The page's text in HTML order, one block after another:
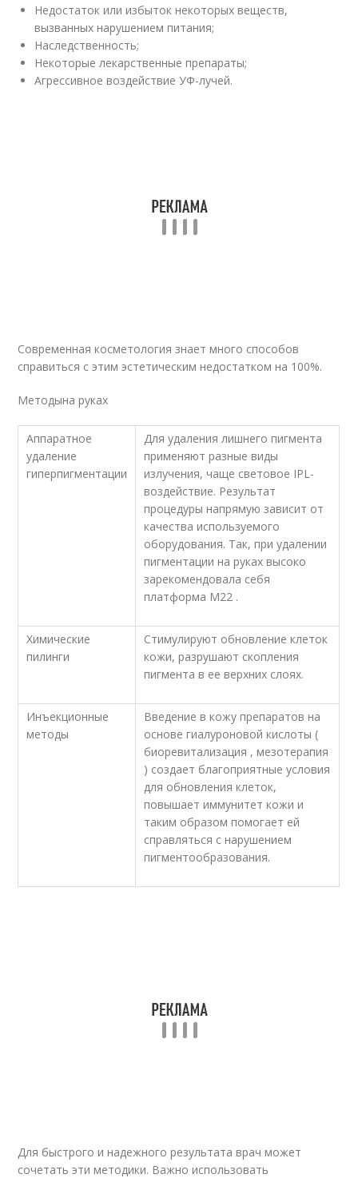
Недостаток или избыток некоторых веществ,
вызванных нарушением питания;
Наследственность;
Некоторые лекарственные препараты;
Агрессивное воздействие УФ-лучей.
Современная косметология знает много способов
справиться с этим эстетическим недостатком на 100%.
Методына руках
Аппаратное
удаление
гиперпигментации
Для удаления лишнего пигмента
применяют разные виды
излучения, чаще световое IPL-
воздействие. Результат
процедуры напрямую зависит от
качества используемого
оборудования. Так, при удалении
пигментации на руках высоко
зарекомендовала себя
платформа М22 .
Химические
пилинги
Стимулируют обновление клеток
кожи, разрушают скопления
пигмента в ее верхних слоях.
Инъекционные
методы
Введение в кожу препаратов на
основе гиалуроновой кислоты (
биоревитализация , мезотерапия
) создает благоприятные условия
для обновления клеток,
повышает иммунитет кожи и
таким образом помогает ей
справляться с нарушением
пигментообразования.
Для быстрого и надежного результата врач может
сочетать эти методики. Важно использовать